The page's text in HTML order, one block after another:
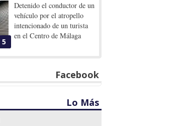
5
Detenido el conductor de un
vehículo por el atropello
intencionado de un turista
en el Centro de Málaga
Facebook
Lo Más